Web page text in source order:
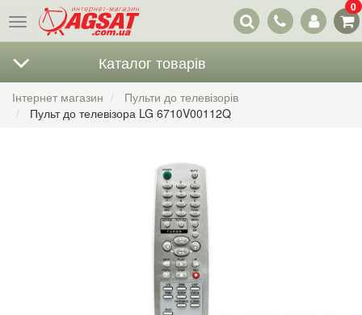
Меню
Наші
контакти
0
Каталог товарів
Інтернет магазин
Пульти до телевізорів
Пульт до телевізора LG 6710V00112Q